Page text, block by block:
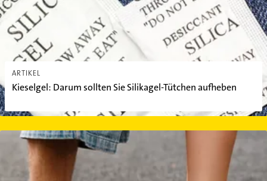
ARTIKEL
Kieselgel: Darum sollten Sie Silikagel-Tütchen aufheben
Weiße Schuhe sauber machen: Mit diesen 7 Tricks klappt’s